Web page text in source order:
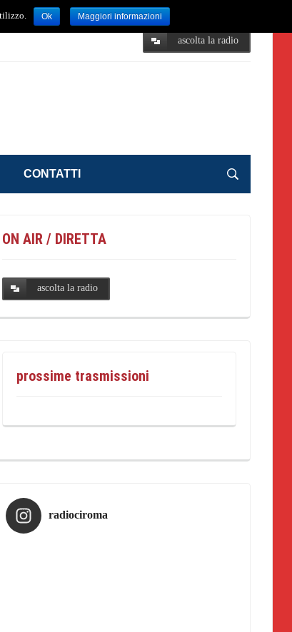
facebooktwitter
ascolta la radio
CONTATTI
ON AIR / DIRETTA
ascolta la radio
prossime trasmissioni
radiociroma
Ok Maggiori informazioni